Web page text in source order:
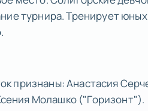
турнира. Тренирует юных
признаны: Анастасия
Молашко ("Горизонт").